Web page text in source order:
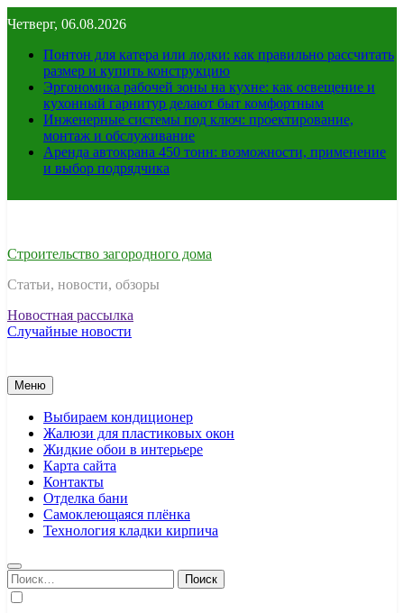
к
содержимому
Четверг, 06.08.2026
Понтон для катера или лодки: как правильно рассчитать
размер и купить конструкцию
Эргономика рабочей зоны на кухне: как освещение и
кухонный гарнитур делают быт комфортным
Инженерные системы под ключ: проектирование,
монтаж и обслуживание
Аренда автокрана 450 тонн: возможности, применение
и выбор подрядчика
Строительство загородного дома
Статьи, новости, обзоры
Новостная рассылка
Случайные новости
Меню
Выбираем кондиционер
Жалюзи для пластиковых окон
Жидкие обои в интерьере
Карта сайта
Контакты
Отделка бани
Самоклеющаяся плёнка
Технология кладки кирпича
Найти: